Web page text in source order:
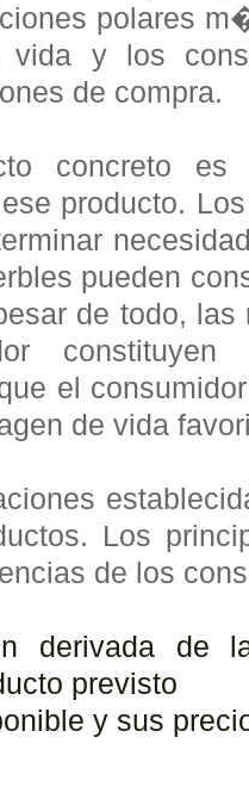
polares
vida y los
de compra.
concreto
producto.
pueden
de todo,
constituyen
el
de vida
Los
de los
derivada de
previsto
y sus